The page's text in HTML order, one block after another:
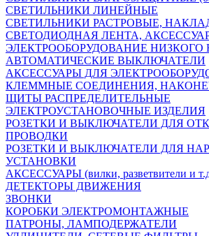
СВЕТИЛЬНИКИ ЛИНЕЙНЫЕ
СВЕТИЛЬНИКИ РАСТРОВЫЕ,
СВЕТОДИОДНАЯ ЛЕНТА,
ЭЛЕКТРООБОРУДОВАНИЕ
АВТОМАТИЧЕСКИЕ ВЫКЛЮЧАТЕЛИ
АКСЕССУАРЫ ДЛЯ
КЛЕММНЫЕ СОЕДИНЕНИЯ,
ЩИТЫ РАСПРЕДЕЛИТЕЛЬНЫЕ
ЭЛЕКТРОУСТАНОВОЧНЫЕ ИЗДЕЛИЯ
РОЗЕТКИ И ВЫКЛЮЧАТЕЛИ ДЛЯ
ПРОВОДКИ
РОЗЕТКИ И ВЫКЛЮЧАТЕЛИ ДЛЯ
УСТАНОВКИ
АКСЕССУАРЫ (вилки, разветвители и
ДЕТЕКТОРЫ ДВИЖЕНИЯ
ЗВОНКИ
КОРОБКИ ЭЛЕКТРОМОНТАЖНЫЕ
ПАТРОНЫ, ЛАМПОДЕРЖАТЕЛИ